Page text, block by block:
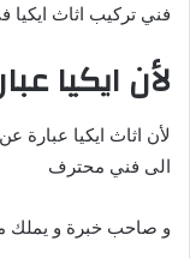
فني تركيب اثاث ايكيا
لأن ايكيا
لأن اثاث ايكيا عبارة
الى فني محترف
و صاحب خبرة و يملك